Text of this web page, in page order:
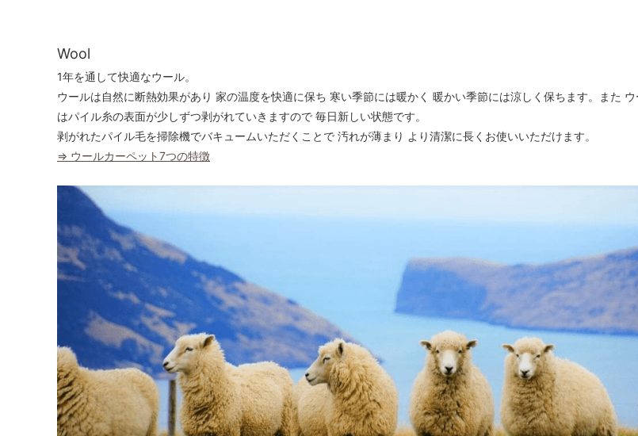
Wool
1年を通して快適なウール。
ウールは自然に断熱効果があり 家の温度を快適に保ち 寒い季節には暖かく 暖かい季節には涼しく保ちます。また
はパイル糸の表面が少しずつ剥がれていきますので 毎日新しい状態です。
剥がれたパイル毛を掃除機でバキュームいただくことで 汚れが薄まり より清潔に長くお使いいただけます。
⇒ ウールカーペット7つの特徴